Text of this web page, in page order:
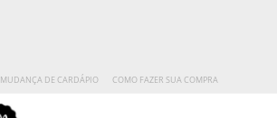
MUDANÇA DE CARDÁPIO COMO FAZER SUA COMPRA